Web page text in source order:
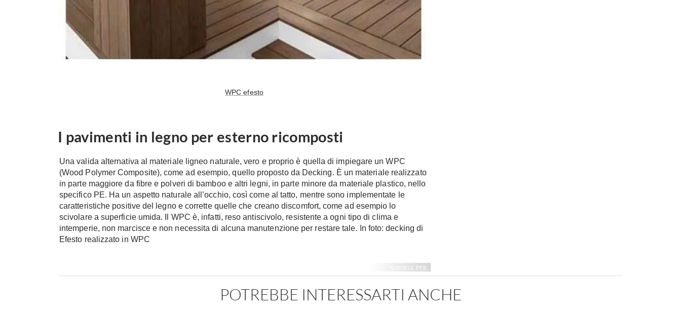
WPC efesto
I pavimenti in legno per esterno ricomposti
Una valida alternativa al materiale ligneo naturale, vero e proprio è quella di impiegare un WPC
(Wood Polymer Composite), come ad esempio, quello proposto da Decking. È un materiale realizzato
in parte maggiore da fibre e polveri di bamboo e altri legni, in parte minore da materiale plastico, nello
specifico PE. Ha un aspetto naturale all’occhio, così come al tatto, mentre sono implementate le
caratteristiche positive del legno e corrette quelle che creano discomfort, come ad esempio lo
scivolare a superficie umida. Il WPC è, infatti, reso antiscivolo, resistente a ogni tipo di clima e
intemperie, non marcisce e non necessita di alcuna manutenzione per restare tale. In foto: decking di
Efesto realizzato in WPC
NAVIGA PER:
POTREBBE INTERESSARTI ANCHE